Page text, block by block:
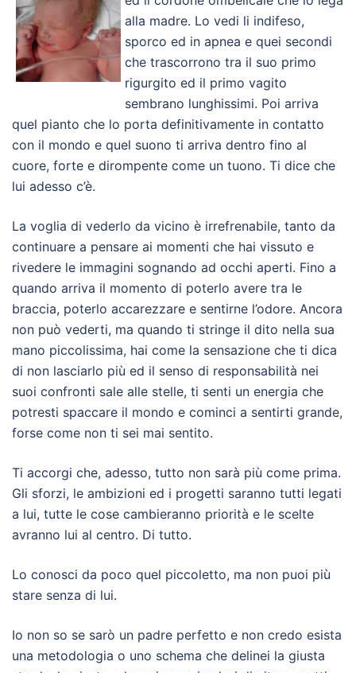
alla madre. Lo vedi li indifeso,
sporco ed in apnea e quei secondi
che trascorrono tra il suo primo
rigurgito ed il primo vagito
sembrano lunghissimi. Poi arriva
quel pianto che lo porta definitivamente in contatto
con il mondo e quel suono ti arriva dentro fino al
cuore, forte e dirompente come un tuono. Ti dice che
lui adesso c’è.
La voglia di vederlo da vicino è irrefrenabile, tanto da
continuare a pensare ai momenti che hai vissuto e
rivedere le immagini sognando ad occhi aperti. Fino a
quando arriva il momento di poterlo avere tra le
braccia, poterlo accarezzare e sentirne l’odore. Ancora
non può vederti, ma quando ti stringe il dito nella sua
mano piccolissima, hai come la sensazione che ti dica
di non lasciarlo più ed il senso di responsabilità nei
suoi confronti sale alle stelle, ti senti un energia che
potresti spaccare il mondo e cominci a sentirti grande,
forse come non ti sei mai sentito.
Ti accorgi che, adesso, tutto non sarà più come prima.
Gli sforzi, le ambizioni ed i progetti saranno tutti legati
a lui, tutte le cose cambieranno priorità e le scelte
avranno lui al centro. Di tutto.
Lo conosci da poco quel piccoletto, ma non puoi più
stare senza di lui.
Io non so se sarò un padre perfetto e non credo esista
una metodologia o uno schema che delinei la giusta